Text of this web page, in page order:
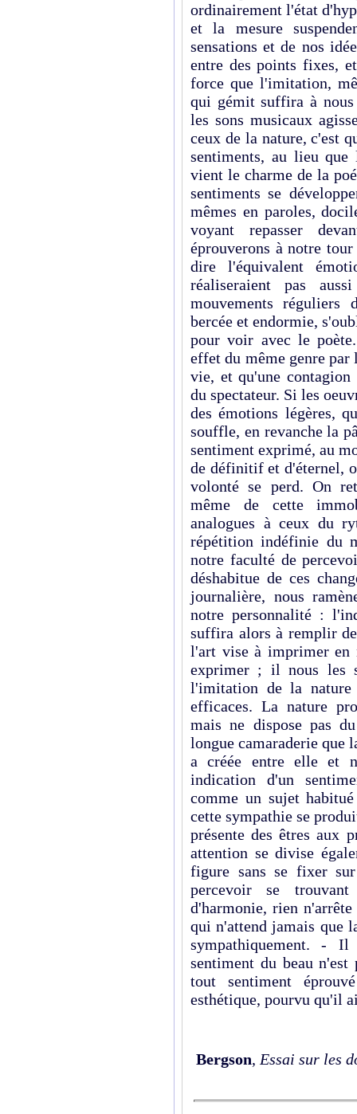
ordinairement l'état
et la mesure
sensations et de nos
entre des points fixes,
force que l'imitation,
qui gémit suffira à
les sons musicaux
ceux de la nature, c'est
sentiments, au lieu que
vient le charme de la
sentiments se
mêmes en paroles,
voyant repasser
éprouverons à notre
dire l'équivalent
réaliseraient pas
mouvements
bercée et endormie,
pour voir avec le
effet du même genre
vie, et qu'une
du spectateur. Si les
des émotions légères,
souffle, en revanche la
sentiment exprimé, au
de définitif et d'éternel,
volonté se perd. On
même de cette
analogues à ceux du
répétition indéfinie du
notre faculté de
déshabitue de ces
journalière, nous
notre personnalité :
suffira alors à remplir
l'art vise à imprimer en
exprimer ; il nous les
l'imitation de la nature
efficaces. La nature
mais ne dispose pas
longue camaraderie que
a créée entre elle et
indication d'un
comme un sujet
cette sympathie se
présente des êtres aux
attention se divise
figure sans se fixer
percevoir se
d'harmonie, rien
qui n'attend jamais que
sympathiquement. -
sentiment du beau
tout sentiment
esthétique, pourvu qu'il
Bergson, Essai sur les